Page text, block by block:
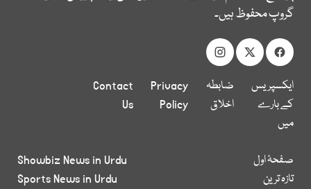
گروپ محفوظ ہیں۔
ایکسپریس
کے بارے
میں
ضابطہ
اخلاق
Privacy
Policy
Contact
Us
صفحۂ اول
تازہ ترین
Showbiz News in Urdu
Sports News in Urdu